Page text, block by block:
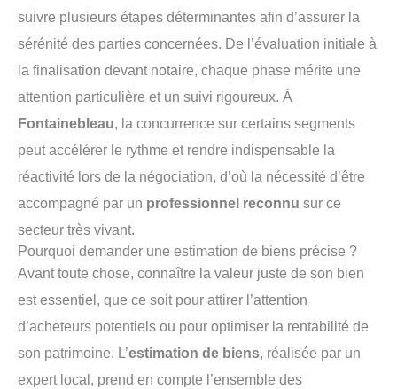
suivre plusieurs étapes déterminantes afin d’assurer la
sérénité des parties concernées. De l’évaluation initiale à
la finalisation devant notaire, chaque phase mérite une
attention particulière et un suivi rigoureux. À
Fontainebleau, la concurrence sur certains segments
peut accélérer le rythme et rendre indispensable la
réactivité lors de la négociation, d’où la nécessité d’être
accompagné par un professionnel reconnu sur ce
secteur très vivant.
Pourquoi demander une estimation de biens précise ?
Avant toute chose, connaître la valeur juste de son bien
est essentiel, que ce soit pour attirer l’attention
d’acheteurs potentiels ou pour optimiser la rentabilité de
son patrimoine. L’estimation de biens, réalisée par un
expert local, prend en compte l’ensemble des